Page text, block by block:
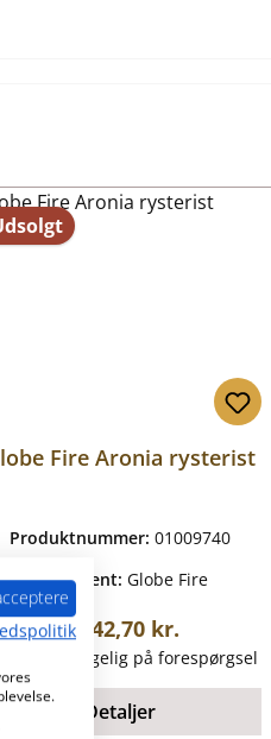
Fire Aronia rysterist
Produktnummer:01009740
Producent: Globe Fire
Almindelig pris:
1.142,70 kr.
kun tilgængelig på forespørgsel
Detaljer